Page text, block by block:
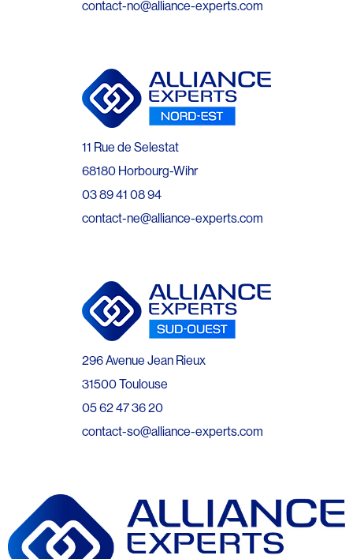
contact-no@alliance-experts.com
11 Rue de Selestat
68180 Horbourg-Wihr
03 89 41 08 94
contact-ne@alliance-experts.com
296 Avenue Jean Rieux
31500 Toulouse
05 62 47 36 20
contact-so@alliance-experts.com